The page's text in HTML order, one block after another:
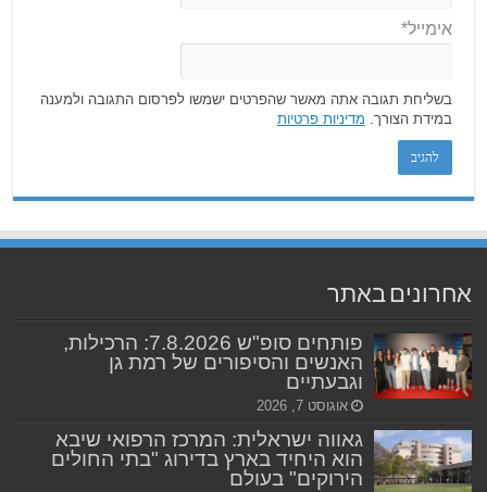
אימייל*
בשליחת תגובה אתה מאשר שהפרטים ישמשו לפרסום התגובה ולמענה
במידת הצורך. מדיניות פרטיות
אחרונים באתר
פותחים סופ"ש 7.8.2026: הרכילות,
האנשים והסיפורים של רמת גן
וגבעתיים
אוגוסט 7, 2026
גאווה ישראלית: המרכז הרפואי שיבא
הוא היחיד בארץ בדירוג "בתי החולים
הירוקים" בעולם